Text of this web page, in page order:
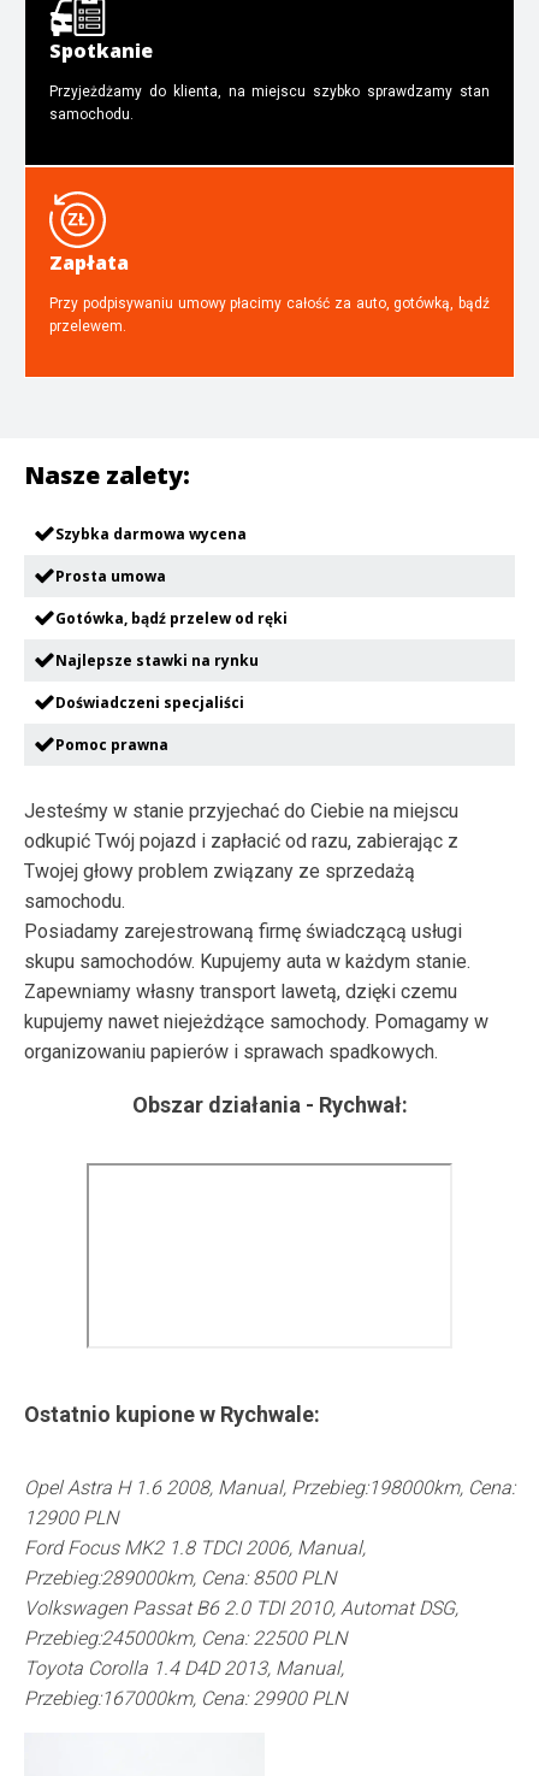
Spotkanie
Przyjeżdżamy do klienta, na miejscu szybko sprawdzamy stan
samochodu.
Zapłata
Przy podpisywaniu umowy płacimy całość za auto, gotówką, bądź
przelewem.
Nasze zalety:
Szybka darmowa wycena
Prosta umowa
Gotówka, bądź przelew od ręki
Najlepsze stawki na rynku
Doświadczeni specjaliści
Pomoc prawna
Jesteśmy w stanie przyjechać do Ciebie na miejscu
odkupić Twój pojazd i zapłacić od razu, zabierając z
Twojej głowy problem związany ze sprzedażą
samochodu.
Posiadamy zarejestrowaną firmę świadczącą usługi
skupu samochodów. Kupujemy auta w każdym stanie.
Zapewniamy własny transport lawetą, dzięki czemu
kupujemy nawet niejeżdżące samochody. Pomagamy w
organizowaniu papierów i sprawach spadkowych.
Obszar działania - Rychwał:
Ostatnio kupione w Rychwale:
Opel Astra H 1.6 2008, Manual, Przebieg:198000km, Cena:
12900 PLN
Ford Focus MK2 1.8 TDCI 2006, Manual,
Przebieg:289000km, Cena: 8500 PLN
Volkswagen Passat B6 2.0 TDI 2010, Automat DSG,
Przebieg:245000km, Cena: 22500 PLN
Toyota Corolla 1.4 D4D 2013, Manual,
Przebieg:167000km, Cena: 29900 PLN